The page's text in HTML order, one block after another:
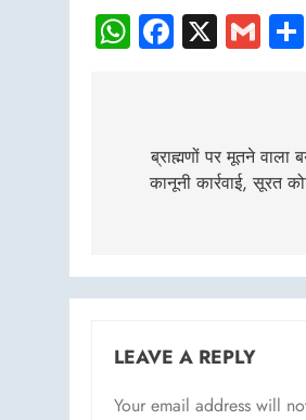
WhatsApp
Facebook
X
navigation
ब्राह्मणों पर मूतने
कानूनी कार्रवाई, सूरत
LEAVE A REPLY
Your email address will